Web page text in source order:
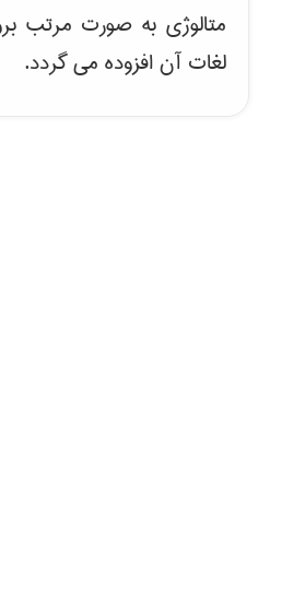
متالوژی به صورت مرتب
لغات آن افزوده می گردد.